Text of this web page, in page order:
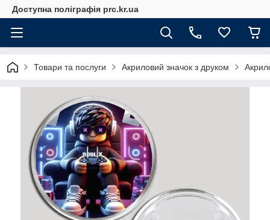
Доступна поліграфія prc.kr.ua
Товари та послуги Акриловий значок з друком